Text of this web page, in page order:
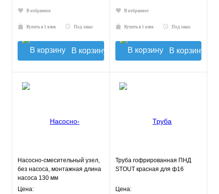
В избранное
Купить в 1 клик Под заказ
В корзину
В избранное
Купить в 1 клик Под заказ
В корзину
Насосно-смесительный узел,
без насоса, монтажная длина
насоса 130 мм
VT.TECHNOMIX.0.130
Цена:
Труба гофрированная ПНД
STOUT красная для ф16
Цена: